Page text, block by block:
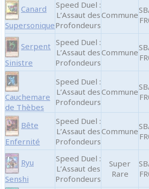
Canard
Supersonique
Speed Duel :
L’Assaut des
Profondeurs
Commune
Serpent
Sinistre
Speed Duel :
L’Assaut des
Profondeurs
Commune
Cauchemare
de Thèbes
Speed Duel :
L’Assaut des
Profondeurs
Commune
Bête
Enfernité
Speed Duel :
L’Assaut des
Profondeurs
Commune
Ryu
Senshi
Speed Duel :
L’Assaut des
Profondeurs
Super
Rare